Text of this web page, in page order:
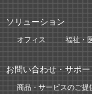
ソリューション
オフィス 福祉・
お問い合わせ・サポー
商品・サービスのご提